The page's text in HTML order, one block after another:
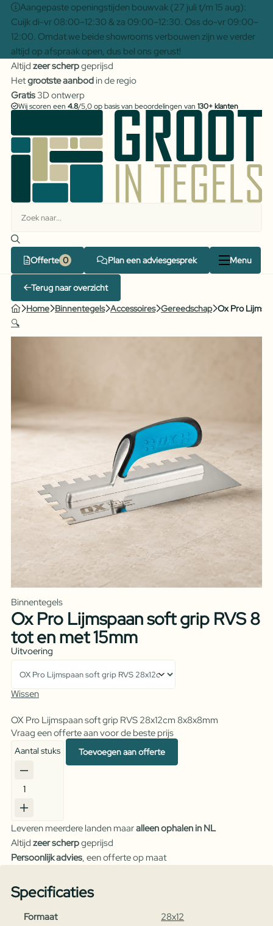
Aangepaste openingstijden bouwvak (27 juli t/m 15 aug):
Cuijk di-vr 08:00–12:30 & za 09:00–12:30. Oss do-vr 09:00–
12:00. Omdat we beide showrooms verbouwen zijn we verder
altijd op afspraak open, dus bel ons gerust!
Altijd zeer scherpgeprijsd
Hetgrootste aanbodin de regio
Gratis3D ontwerp
Wij scoren een 4.8/5,0 op basis van beoordelingen van 130+ klanten
Offerte Plan een adviesgesprek Menu
Terug naar overzicht
Home Binnentegels Accessoires Gereedschap Ox Pro
🔍
Binnentegels
Ox Pro Lijmspaan soft grip RVS 8
tot en met 15mm
Uitvoering
Wissen
OX Pro Lijmspaan soft grip RVS 28x12cm 8x8x8mm
Vraag een offerte aan voor de beste prijs
Ox
Pro
soft
grip
RVS
tot
en
met
Aantal stuks Toevoegen aan offerte
Leveren meerdere landen maaralleen ophalen in NL
Altijd zeer scherpgeprijsd
Persoonlijk advies, een offerte op maat
Specificaties
Formaat 28x12